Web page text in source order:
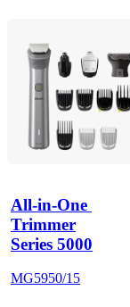
All-in-One
Trimmer
Series 5000
MG5950/15